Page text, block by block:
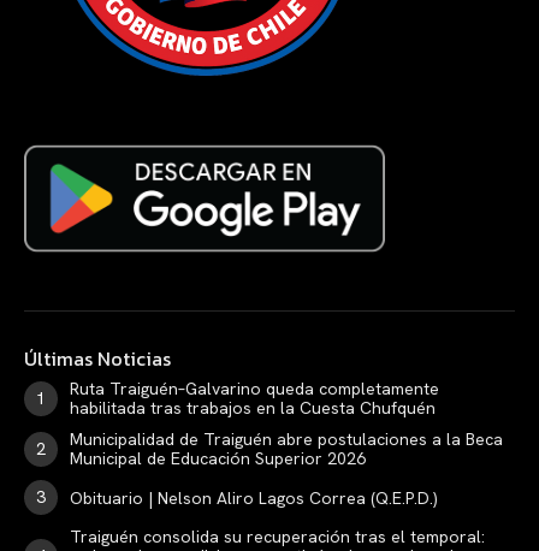
Últimas Noticias
Ruta Traiguén–Galvarino queda completamente
habilitada tras trabajos en la Cuesta Chufquén
Municipalidad de Traiguén abre postulaciones a la Beca
Municipal de Educación Superior 2026
Obituario | Nelson Aliro Lagos Correa (Q.E.P.D.)
Traiguén consolida su recuperación tras el temporal: